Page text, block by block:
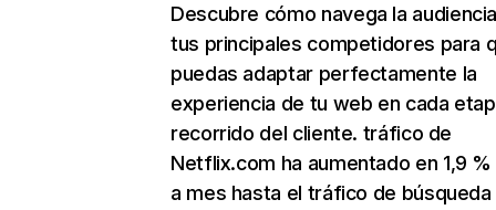
Descubre cómo navega la
tus principales competidores para
puedas adaptar perfectamente la
experiencia de tu web en cada
recorrido del cliente. tráfico de
Netflix.com ha aumentado en 1,9
a mes hasta el tráfico de búsqueda